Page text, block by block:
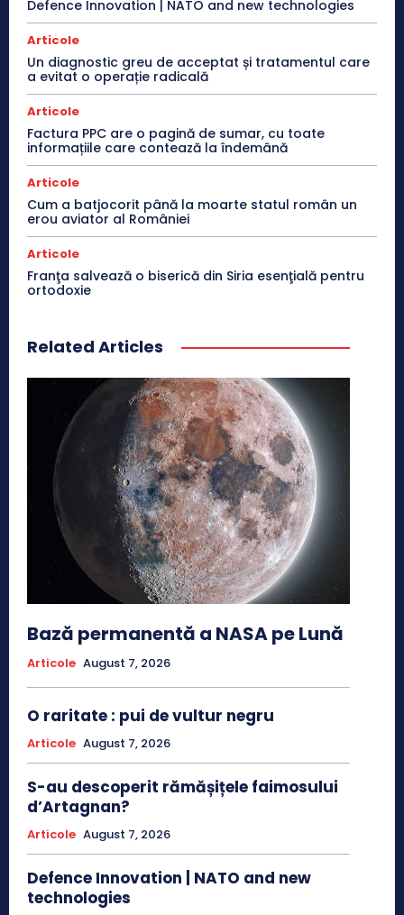
Defence Innovation | NATO and new technologies
Articole
Un diagnostic greu de acceptat și tratamentul care
a evitat o operație radicală
Articole
Factura PPC are o pagină de sumar, cu toate
informațiile care contează la îndemână
Articole
Cum a batjocorit până la moarte statul român un
erou aviator al României
Articole
Franţa salvează o biserică din Siria esenţială pentru
ortodoxie
Related Articles
Bază permanentă a NASA pe Lună
Articole August 7, 2026
O raritate : pui de vultur negru
Articole August 7, 2026
S-au descoperit rămășițele faimosului
d’Artagnan?
Articole August 7, 2026
Defence Innovation | NATO and new
technologies